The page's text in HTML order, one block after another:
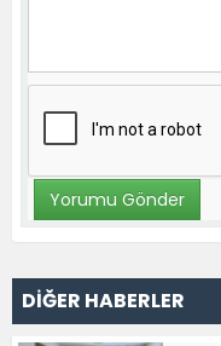
DİĞER HABERLER